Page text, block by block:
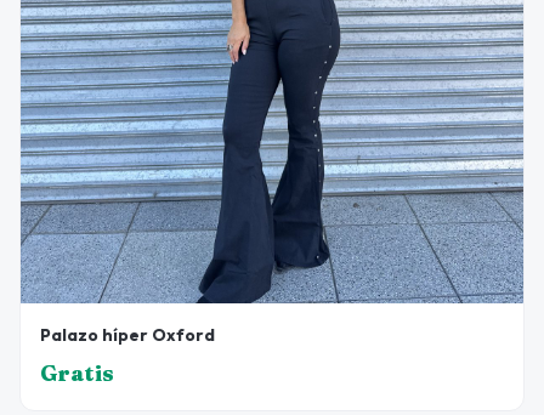
Palazo híper Oxford
Gratis